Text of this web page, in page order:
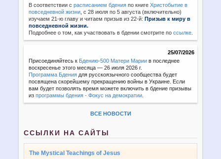
В соответствии с расписанием бдения по книгеХристобытие в
повседневной жизни с 28 июля по 5 августа (включительно)
изучаем 21-ю главу и читаем призыв из 22-й:Призыв к миру в
повседневной жизни.
Подробнее о том, как участвовать в бдении смотрите поссылке
25/07/2026
Присоединяйтесь к Бдению-500 Матери Марии в последнее
воскресенье этого месяца — 26 июля 2026 г.
Программа Бдения для русскоязычного сообщества будет
посвящена скорейшему прекращению войны в Украине. Если
вам будет позволять время можете включить в бдение призывы
изпрограммы бдения - Фокус на демократии
ВСЕ НОВОСТИ
ССЫЛКИ НА САЙТЫ
The Mystical Teachings of Jesus